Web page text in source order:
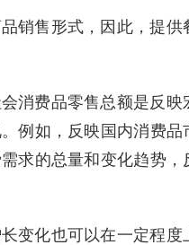
销售形式，因此，提
消费品零售总额是反
例如，反映国内消费
求的总量和变化趋势
变化也可以在一定程